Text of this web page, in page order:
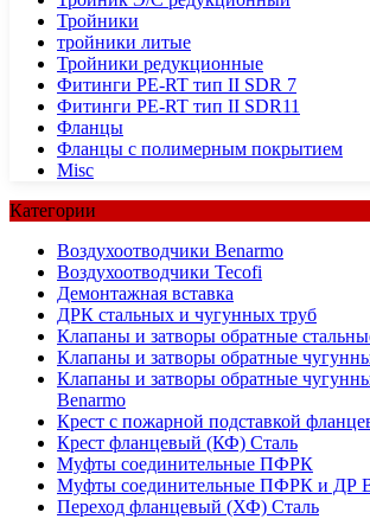
Тройники
тройники литые
Тройники редукционные
Фитинги PE-RT тип II SDR 7
Фитинги PE-RT тип II SDR11
Фланцы
Фланцы с полимерным покрытием
Misc
Категории
Воздухоотводчики Benarmo
Воздухоотводчики Tecofi
Демонтажная вставка
ДРК стальных и чугунных труб
Клапаны и затворы обратные
Клапаны и затворы обратные
Клапаны и затворы обратные
Benarmo
Крест с пожарной подставкой
Крест фланцевый (КФ) Сталь
Муфты соединительные ПФРК
Муфты соединительные ПФРК и ДР
Переход фланцевый (ХФ) Сталь